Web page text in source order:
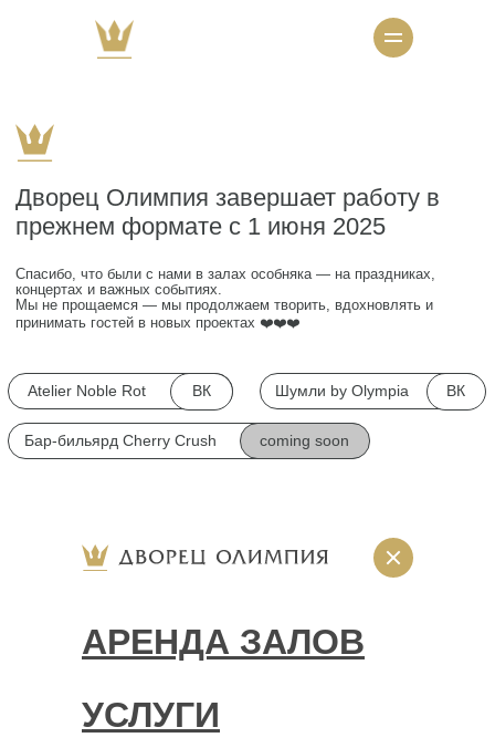
Шумли by Olympia ВК
Atelier Noble Rot ВК
Дворец Олимпия завершает работу в
прежнем формате с 1 июня 2025
Спасибо, что были с нами в залах особняка — на праздниках,
концертах и важных событиях.
Мы не прощаемся — мы продолжаем творить, вдохновлять и
принимать гостей в новых проектах ❤️❤️❤️
Бар-бильярд Cherry Crush coming soon
АРЕНДА ЗАЛОВ
УСЛУГИ